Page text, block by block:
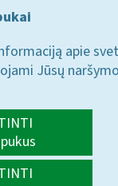
apie
Jūsų